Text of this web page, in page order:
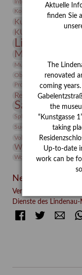
Integriertes
Kolosseum
Kunstmuseum
KUNSTWAND
Lindenau-
Museumspädagogik
Objekt im Fokus
Paul
Provenienz
Restaurierung
Sammlung
Sphinx
studio
Suermondt-Ludwig-
Volontariat
Walter
Werkbetrachtung
Wolf und Hund
Neueste Beiträge
Verschenkt, verkauft,
Dienste des
FacebookTwitter E-
Aktuelle
finden Sie
The
renovated
coming
the
“Kunstgasse
taking
Up-to-date
work can be